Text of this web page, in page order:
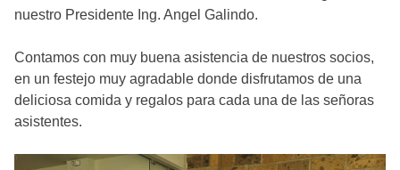
nuestro Presidente Ing. Angel Galindo.
Contamos con muy buena asistencia de nuestros socios,
en un festejo muy agradable donde disfrutamos de una
deliciosa comida y regalos para cada una de las señoras
asistentes.